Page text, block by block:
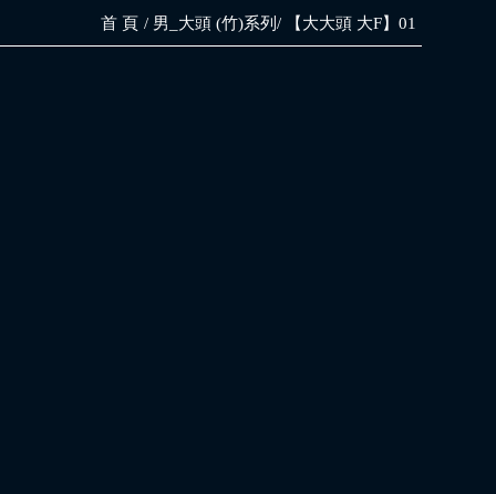
首 頁 男_大頭 (竹)系列 【大大頭 大F】01